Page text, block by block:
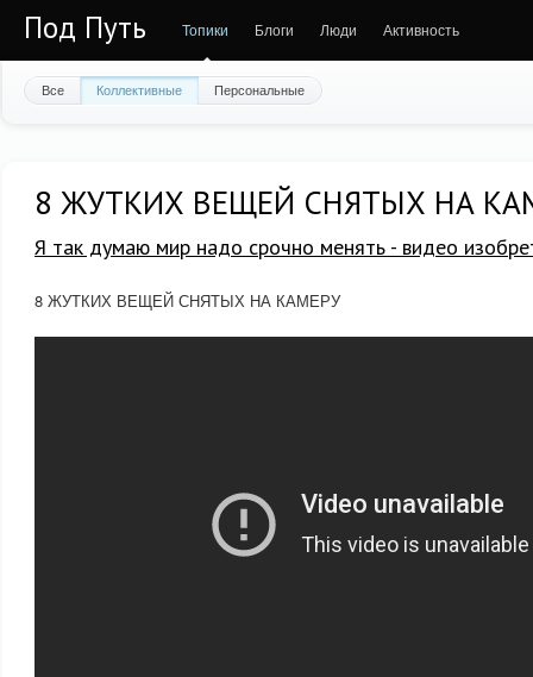
Под Путь Топики Блоги Люди Активность
Все Коллективные Персональные
8 ЖУТКИХ ВЕЩЕЙ СНЯТЫХ НА
Я так думаю мир надо срочно менять - видео
8 ЖУТКИХ ВЕЩЕЙ СНЯТЫХ НА КАМЕРУ